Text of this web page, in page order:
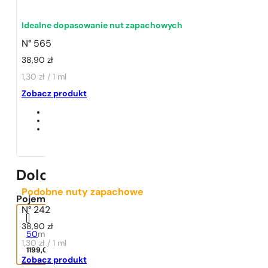
1 - 3 szt.
Idealne dopasowanie nut zapachowych
N° 565
38,90zł
1,30 zł / 1 ml
Zobacz produkt
Podobne nuty zapachowe
N° 242
38,90zł
1,30 zł / 1 ml
Zobacz produkt
Dolce&Gabbana | The One
Pojemność:
50ml
1199,00